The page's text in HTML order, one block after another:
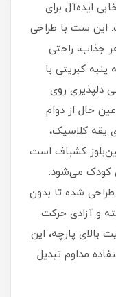
ایده‌آل برای
این ست با طراحی
جذاب، راحتی
پنبه کبریتی با
دلپذیری روی
حال از دوام
یقه کلاسیک،
کشباف است
کودک می‌شود.
طراحی شده تا بدون
و آزادی حرکت
پارچه، این
مداوم تبدیل